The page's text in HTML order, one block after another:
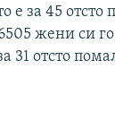
е за 45 отсто
жени си го
31 отсто